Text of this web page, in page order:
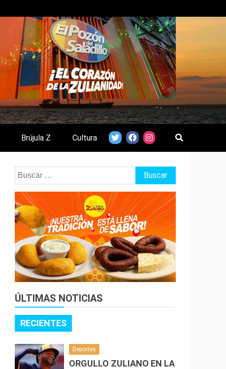
Brújula Z Cultura
Buscar:
ÚLTIMAS NOTICIAS
RECIENTES
Deportes
ORGULLO ZULIANO EN LA